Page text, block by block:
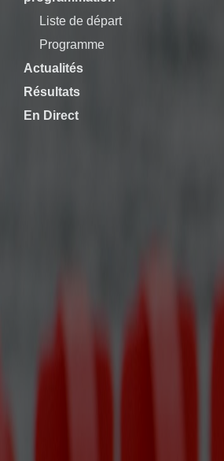
Liste de départ
Programme
Actualités
Résultats
En Direct